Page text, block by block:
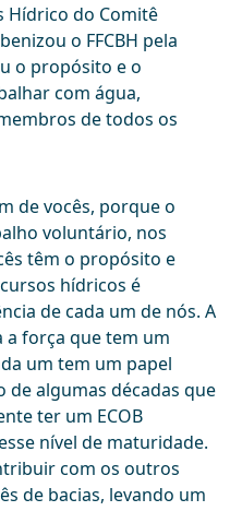
Hídrico do Comitê
o FFCBH pela
o propósito e o
com água,
de todos os
de vocês, porque o
voluntário, nos
têm o propósito e
hídricos é
de cada um de nós. A
a força que tem um
um tem um papel
de algumas décadas que
ter um ECOB
nível de maturidade.
com os outros
de bacias, levando um